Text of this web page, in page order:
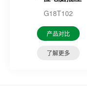
G18T102
产品对比
了解更多